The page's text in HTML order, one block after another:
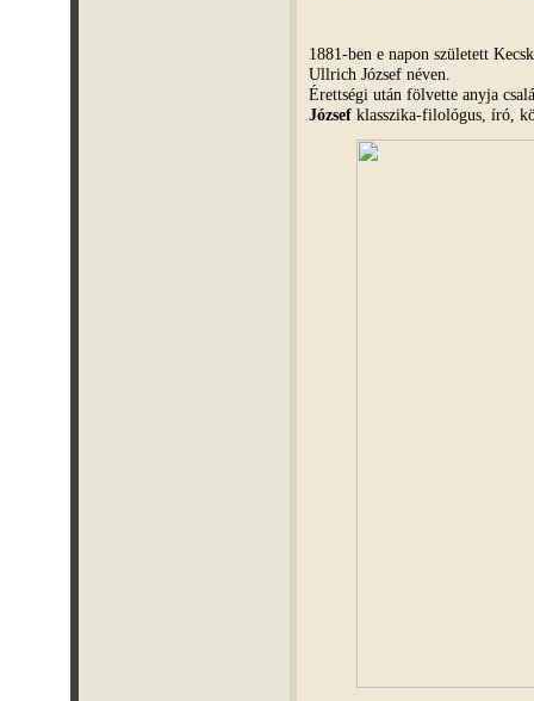
1881-ben e napon született
Ullrich József néven.
Érettségi után fölvette anyja
Józsefklasszika-filológus, író,